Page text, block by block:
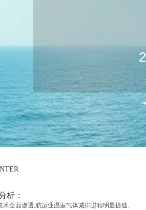
析：
术全面渗透;航运业温室气体减排进程明显提速.